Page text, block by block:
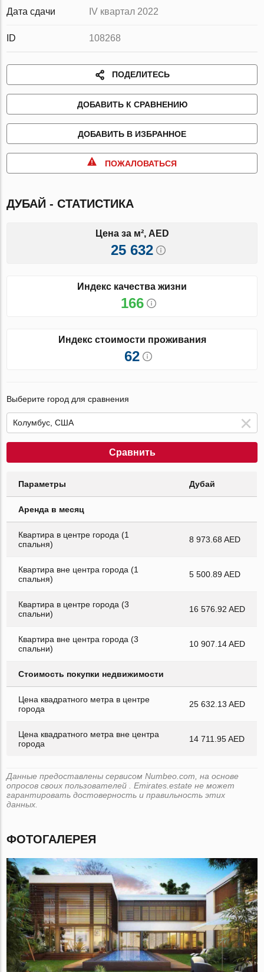
Дата сдачи IV квартал 2022
ID 108268
ПОДЕЛИТЕСЬ
ДОБАВИТЬ К СРАВНЕНИЮ
ДОБАВИТЬ В ИЗБРАННОЕ
ПОЖАЛОВАТЬСЯ
ДУБАЙ - СТАТИСТИКА
Цена за м², AED
25 632
Индекс качества жизни
166
Индекс стоимости проживания
62
Выберите город для сравнения
Сравнить
Параметры Дубай
Аренда в месяц
Квартира в центре города (1
спальня)
8 973.68 AED
Квартира вне центра города (1
спальня)
5 500.89 AED
Квартира в центре города (3
спальни)
16 576.92 AED
Квартира вне центра города (3
спальни)
10 907.14 AED
Стоимость покупки недвижимости
Цена квадратного метра в центре
города
25 632.13 AED
Цена квадратного метра вне центра
города
14 711.95 AED
Данные предоставлены сервисом Numbeo.com, на основе
опросов своих пользователей . Emirates.estate не может
гарантировать достоверность и правильность этих
данных.
ФОТОГАЛЕРЕЯ